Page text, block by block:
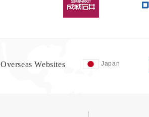
Overseas Websites Japan